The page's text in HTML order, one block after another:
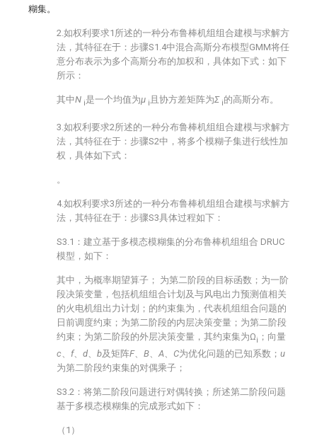
糊集。
2.如权利要求1所述的一种分布鲁棒机组组合建模与求解方
法，其特征在于：步骤S1.4中混合高斯分布模型GMM将任
意分布表示为多个高斯分布的加权和，具体如下式：如下
所示：
其中N i是一个均值为μ i 且协方差矩阵为Σ i的高斯分布。
3.如权利要求2所述的一种分布鲁棒机组组合建模与求解方
法，其特征在于：步骤S2中，将多个模糊子集进行线性加
权，具体如下式：
。
4.如权利要求3所述的一种分布鲁棒机组组合建模与求解方
法，其特征在于：步骤S3具体过程如下：
S3.1：建立基于多模态模糊集的分布鲁棒机组组合 DRUC
模型，如下：
其中， 为概率期望算子； 为第二阶段的目标函数； 为一阶
段决策变量，包括机组组合计划及与风电出力预测值相关
的火电机组出力计划； 的约束集为 ，代表机组组合问题的
日前调度约束； 为第二阶段的内层决策变量； 为第二阶段
约束； 为第二阶段的外层决策变量，其约束集为Ωi ；向量
c、 f、 d、 b及矩阵F、 B、A、 C为优化问题的已知系数； u
为第二阶段约束集的对偶乘子；
S3.2：将第二阶段问题进行对偶转换；所述第二阶段问题
基于多模态模糊集的完成形式如下：
（1）